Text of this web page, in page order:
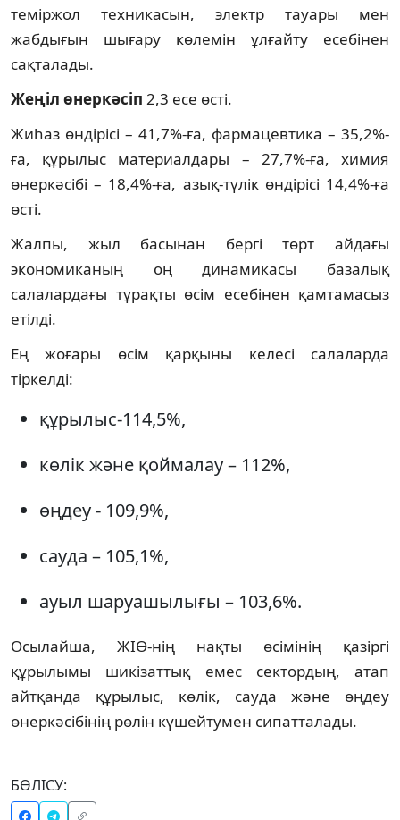
теміржол техникасын, электр тауары мен
жабдығын шығару көлемін ұлғайту есебінен
сақталады.
Жеңіл өнеркәсіп 2,3 есе өсті.
Жиһаз өндірісі – 41,7%-ға, фармацевтика – 35,2%-
ға, құрылыс материалдары – 27,7%-ға, химия
өнеркәсібі – 18,4%-ға, азық-түлік өндірісі 14,4%-ға
өсті.
Жалпы, жыл басынан бергі төрт айдағы
экономиканың оң динамикасы базалық
салалардағы тұрақты өсім есебінен қамтамасыз
етілді.
Ең жоғары өсім қарқыны келесі салаларда
тіркелді:
құрылыс-114,5%,
көлік және қоймалау – 112%,
өңдеу - 109,9%,
сауда – 105,1%,
ауыл шаруашылығы – 103,6%.
Осылайша, ЖІӨ-нің нақты өсімінің қазіргі
құрылымы шикізаттық емес сектордың, атап
айтқанда құрылыс, көлік, сауда және өңдеу
өнеркәсібінің рөлін күшейтумен сипатталады.
БӨЛІСУ: